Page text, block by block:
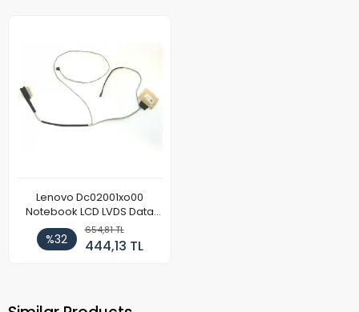
Lenovo Dc02001xo00
Notebook LCD LVDS Data
Kablosu
%32
654,81 TL
444,13 TL